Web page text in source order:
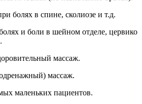
болях в спине, сколиозе и т.д.
и боли в шейном отделе, цервико
массаж.
массаж.
маленьких пациентов.